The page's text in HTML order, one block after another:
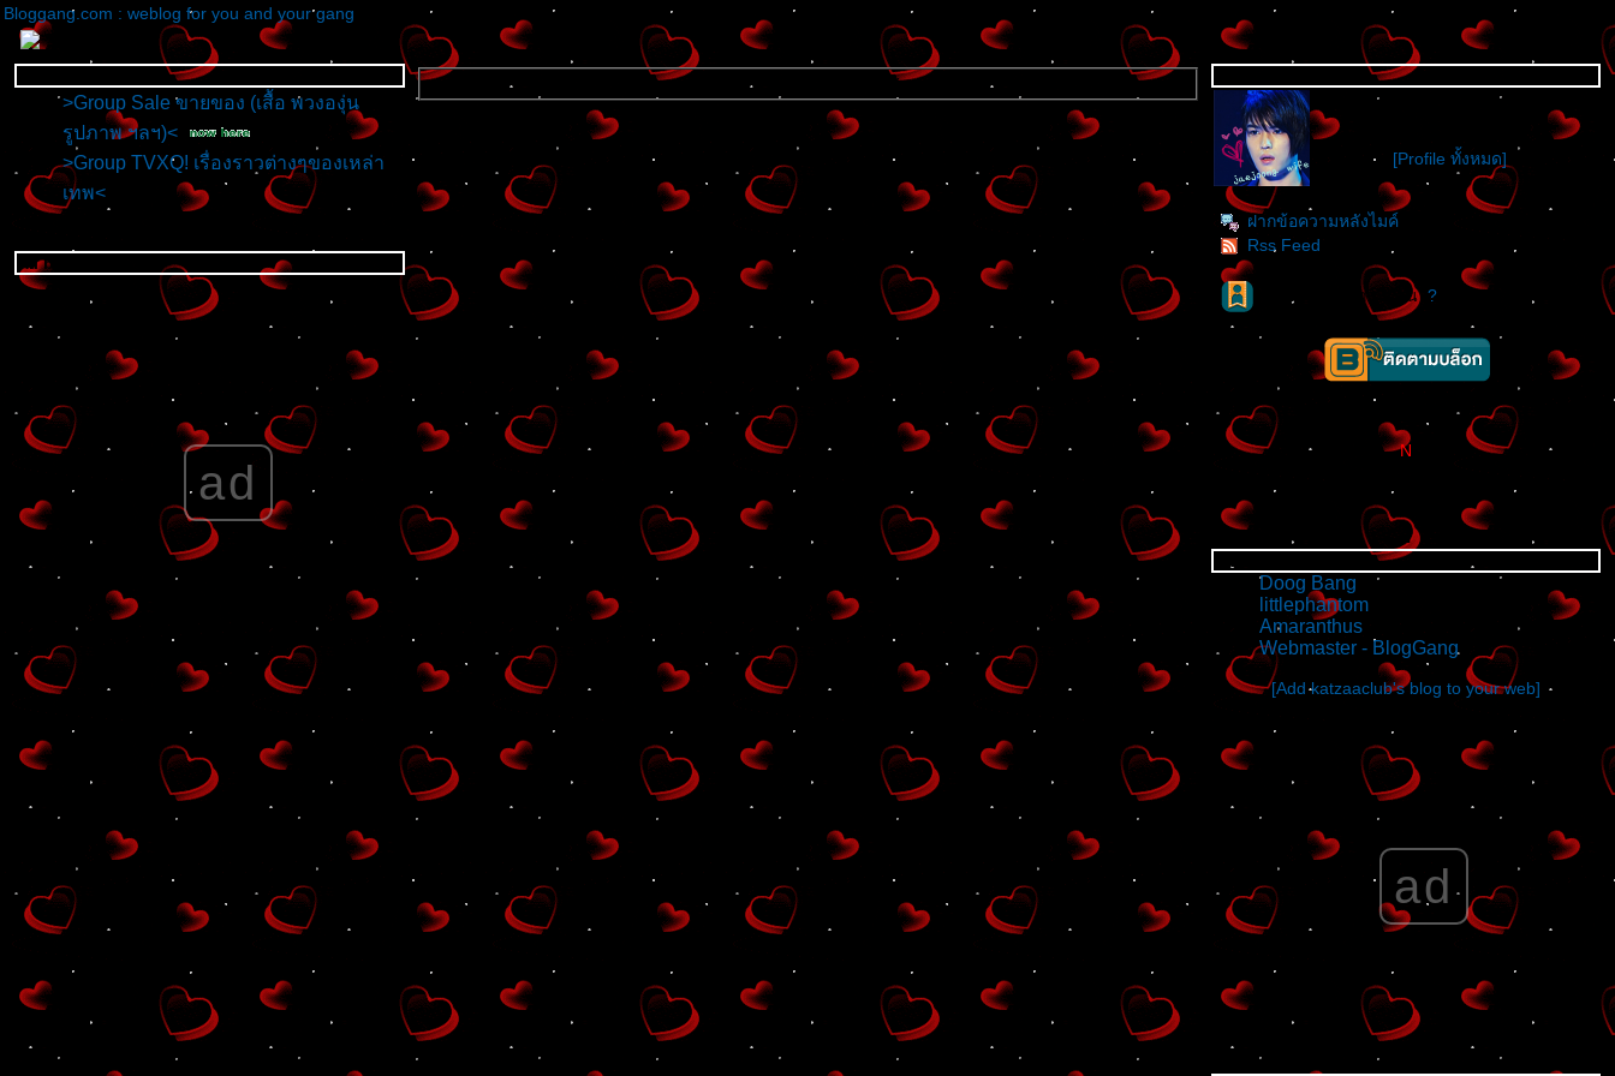
Bloggang.com : weblog for you and your gang
>Group Sale ขายของ (เสื้อ พวงองุ่น
รูปภาพ ฯลฯ)<
>Group TVXQ! เรื่องราวต่างๆของเหล่า
เทพ<
All blogs
ad
Group นี้ ยังไม่มี Blog ที่ online
[Profile ทั้งหมด]
ฝากข้อความหลังไมค์
Rss Feed
ผู้ติดตามบล็อก : 1 คน [ ?
N
Doog Bang
littlephantom
Amaranthus
Webmaster - BlogGang
[Add katzaaclub's blog to your web]
ad